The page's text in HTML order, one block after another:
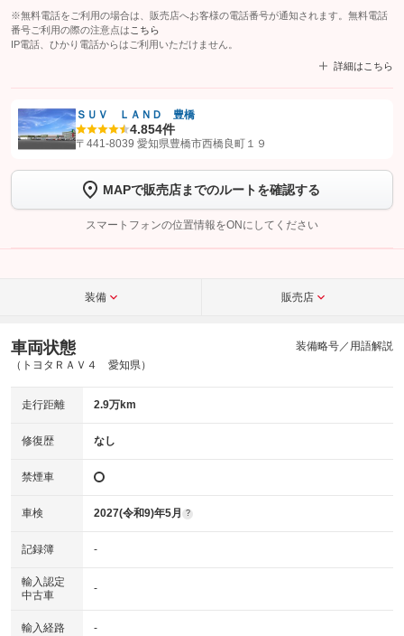
※無料電話をご利用の場合は、販売店へお客様の電話番号が通知されます。無料電話
番号ご利用の際の注意点は こちら
IP電話、ひかり電話からはご利用いただけません。
詳細はこちら
【STEP1】認証画面でグーネットを友だち追加してから「許可する」ボタンを押
トーク画面で
ボタンをタップして問い合わせを
完了してください。
こちら
ＳＵＶ ＬＡＮＤ 豊橋
4.854件
〒441-8039 愛知県豊橋市西橋良町１９
MAPで販売店までのルートを確認する
スマートフォンの位置情報をONにしてください
装備 販売店
車両状態
（トヨタＲＡＶ４ 愛知県）
装備略号／用語解説
走行距離 2.9万km
修復歴 なし
禁煙車
車検 2027(令和9)年5月 ?
記録簿 -
輸入認定
中古車
-
輸入経路 -